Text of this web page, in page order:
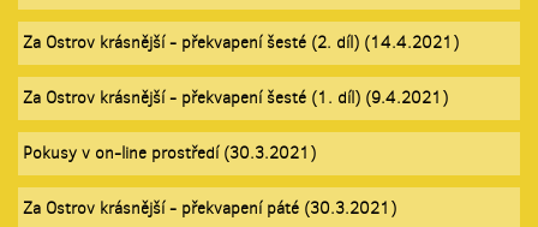
Za Ostrov krásnější - překvapení šesté (2. díl) (14.4.2021)
Za Ostrov krásnější - překvapení šesté (1. díl) (9.4.2021)
Pokusy v on-line prostředí (30.3.2021)
Za Ostrov krásnější - překvapení páté (30.3.2021)